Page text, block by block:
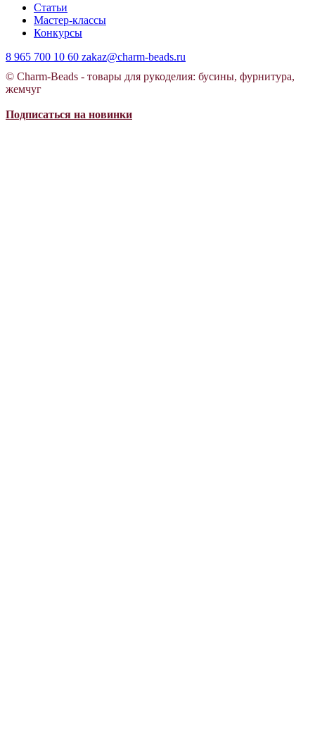
Статьи
Мастер-классы
Конкурсы
8 965 700 10 60 zakaz@charm-beads.ru
© Charm-Beads - товары для рукоделия: бусины, фурнитура,
жемчуг
Подписаться на новинки